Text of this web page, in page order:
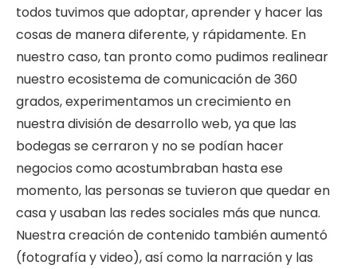
todos tuvimos que adoptar, aprender y hacer las
cosas de manera diferente, y rápidamente. En
nuestro caso, tan pronto como pudimos realinear
nuestro ecosistema de comunicación de 360 ​​
grados, experimentamos un crecimiento en
nuestra división de desarrollo web, ya que las
bodegas se cerraron y no se podían hacer
negocios como acostumbraban hasta ese
momento, las personas se tuvieron que quedar en
casa y usaban las redes sociales más que nunca.
Nuestra creación de contenido también aumentó
(fotografía y video), así como la narración y las